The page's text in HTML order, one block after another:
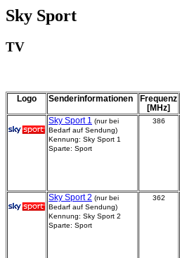
Sky Sport
TV
Logo Senderinformationen
Frequenz
[MHz]
Sky Sport 1 (nur bei
Bedarf auf Sendung)
Kennung: Sky Sport 1
Sparte: Sport
386
Sky Sport 2 (nur bei
Bedarf auf Sendung)
Kennung: Sky Sport 2
Sparte: Sport
362